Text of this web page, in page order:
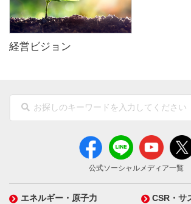
経営ビジョン
公式ソーシャルメディア一覧
エネルギー・原子力 CSR・サ